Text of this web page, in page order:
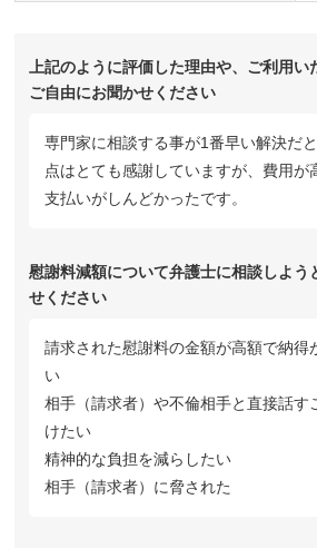
上記のように評価した理由や、ご利用い
ご自由にお聞かせください
専門家に相談する事が1番早い解決だ
点はとても感謝していますが、費用が
支払いがしんどかったです。
慰謝料減額について弁護士に相談しよう
せください
請求された慰謝料の金額が高額で納得
い
相手（請求者）や不倫相手と直接話す
けたい
精神的な負担を減らしたい
相手（請求者）に脅された